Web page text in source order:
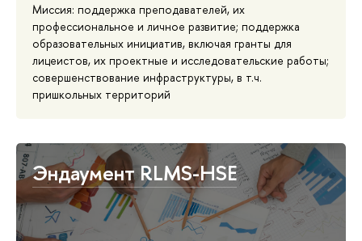
Миссия: поддержка преподавателей, их
профессиональное и личное развитие; поддержка
образовательных инициатив, включая гранты для
лицеистов, их проектные и исследовательские работы;
совершенствование инфраструктуры, в т.ч.
пришкольных территорий
Эндаумент RLMS-HSE